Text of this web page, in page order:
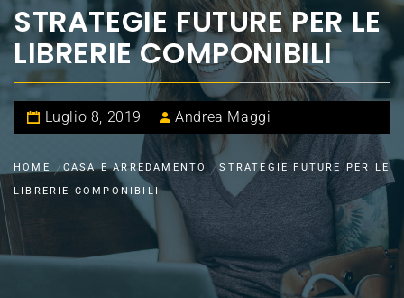
STRATEGIE FUTURE PER LE
LIBRERIE COMPONIBILI
Luglio 8, 2019 Andrea Maggi
HOME CASA E ARREDAMENTO
STRATEGIE FUTURE PER LE
LIBRERIE COMPONIBILI